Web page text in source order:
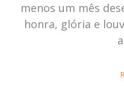
menos um mês
honra, glória e